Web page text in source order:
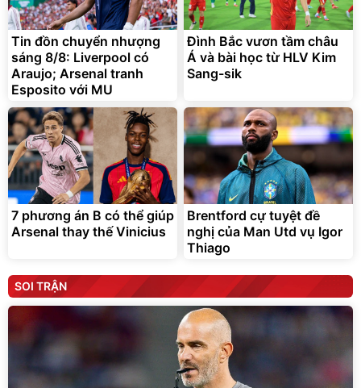
Tin đồn chuyển nhượng
sáng 8/8: Liverpool có
Araujo; Arsenal tranh
Esposito với MU
Đình Bắc vươn tầm châu
Á và bài học từ HLV Kim
Sang-sik
7 phương án B có thể giúp
Arsenal thay thế Vinicius
Brentford cự tuyệt đề
nghị của Man Utd vụ Igor
Thiago
SOI TRẬN